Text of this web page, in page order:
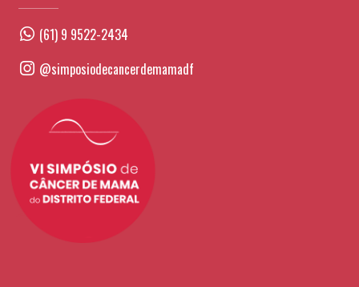
(61) 9 9522-2434
@simposiodecancerdemamadf